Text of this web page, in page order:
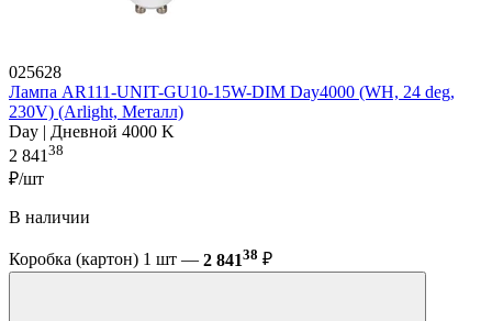
025628
Лампа AR111-UNIT-GU10-15W-DIM Day4000 (WH, 24 deg,
230V) (Arlight, Металл)
Day | Дневной 4000 K
2 84138
₽/шт
В наличии
Коробка (картон) 1 шт — 2 84138 ₽